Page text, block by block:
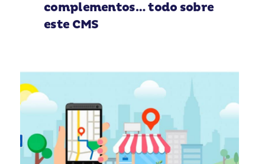
complementos… todo sobre
este CMS